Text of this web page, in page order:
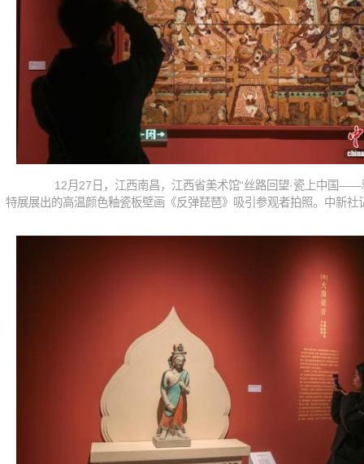
12月27日，江西南昌，江西省美术馆“丝路回望·瓷上中国——
特展展出的高温颜色釉瓷板壁画《反弹琵琶》吸引参观者拍照。中新社